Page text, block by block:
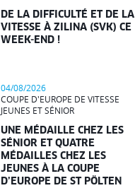
DE LA DIFFICULTÉ ET DE LA
VITESSE À ZILINA (SVK) CE
WEEK-END !
04/08/2026
COUPE D'EUROPE DE VITESSE
JEUNES ET SÉNIOR
UNE MÉDAILLE CHEZ LES
SÉNIOR ET QUATRE
MÉDAILLES CHEZ LES
JEUNES À LA COUPE
D’EUROPE DE ST PÖLTEN